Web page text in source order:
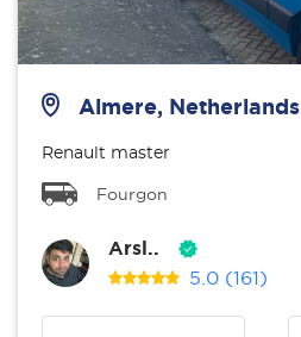
Almere, Netherlands
Renault master
Fourgon
Arsl..
5.0 (161)